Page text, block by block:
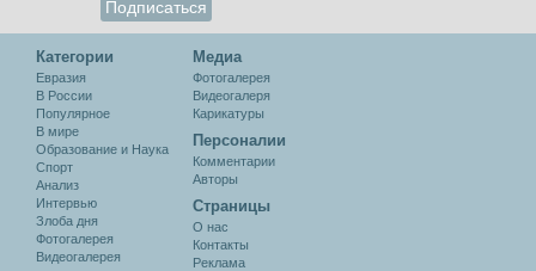
Категории
Евразия
В России
Популярное
В мире
Образование и Наука
Спорт
Анализ
Интервью
Злоба дня
Фотогалерея
Видеогалерея
Медиа
Фотогалерея
Видеогалеря
Карикатуры
Персоналии
Комментарии
Авторы
Cтраницы
О нас
Контакты
Реклама